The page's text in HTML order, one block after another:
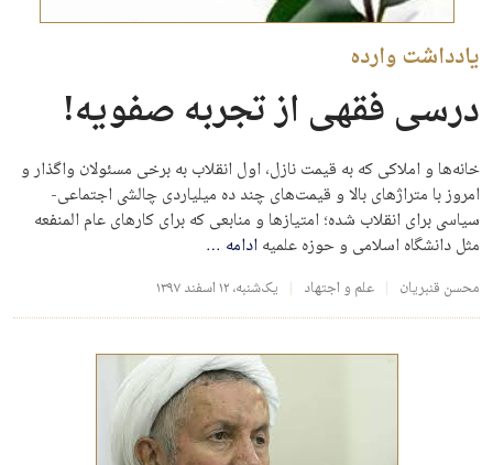
یادداشت وارده
درسی فقهی از تجربه صفویه!
خانه‌ها و املاکی که به قیمت نازل، اول انقلاب به برخی مسئولان واگذار و
امروز با متراژهای بالا و قیمت‌های چند ده میلیاردی چالشی اجتماعی-
سیاسی برای انقلاب شده؛ امتیازها و منابعی که برای کارهای عام المنفعه
مثل دانشگاه اسلامی و حوزه علمیهادامه …
محسن قنبریان علم و اجتهاد یک‌شنبه، ۱۲ اسفند ۱۳۹۷